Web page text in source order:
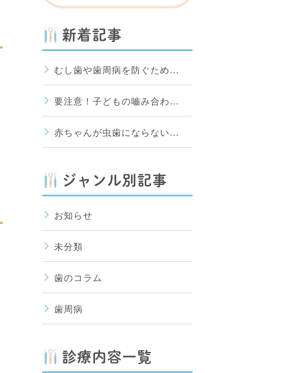
新着記事
むし歯や歯周病を防ぐため…
要注意！子どもの嚙み合わ…
赤ちゃんが虫歯にならない…
ジャンル別記事
お知らせ
未分類
歯のコラム
歯周病
診療内容一覧